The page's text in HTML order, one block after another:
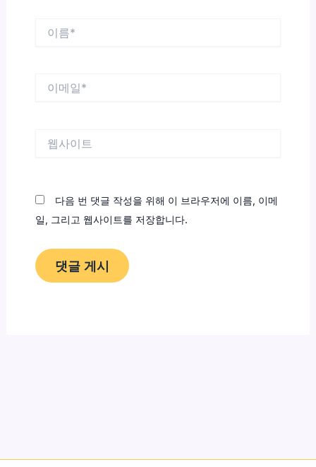
다음 번 댓글 작성을 위해 이 브라우저에 이름, 이메
일, 그리고 웹사이트를 저장합니다.